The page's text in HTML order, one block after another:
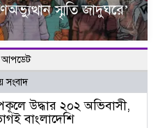
স্মৃতি জাদুঘরে’
আপডেট
সংবাদ
উদ্ধার ২০২ অভিবাসী,
বাংলাদেশি